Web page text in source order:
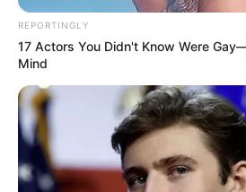
Nagy Attila Tibor
bejelentések egy része
hatalompolitikai természetű.
kormány ezen a napon olyan
„amelyek elősegíthetik, hogy a
REPORTINGLY
17 Actors You Didn't Know Were
Mind